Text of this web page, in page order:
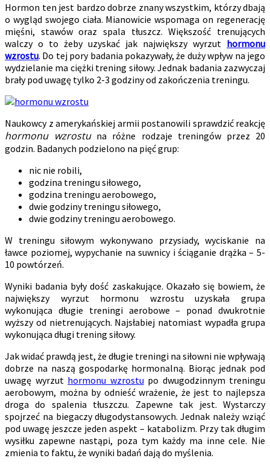
Hormon ten jest bardzo dobrze znany wszystkim, którzy dbają
o wygląd swojego ciała. Mianowicie wspomaga on regenerację
mięśni, stawów oraz spala tłuszcz. Większość trenujących
walczy o to żeby uzyskać jak największy wyrzut hormonu
wzrostu. Do tej pory badania pokazywały, że duży wpływ na jego
wydzielanie ma ciężki trening siłowy. Jednak badania zazwyczaj
brały pod uwagę tylko 2-3 godziny od zakończenia treningu.
Naukowcy z amerykańskiej armii postanowili sprawdzić reakcję
hormonu wzrostuna różne rodzaje treningów przez 20
godzin. Badanych podzielono na pięć grup:
nic nie robili,
godzina treningu siłowego,
godzina treningu aerobowego,
dwie godziny treningu siłowego,
dwie godziny treningu aerobowego.
W treningu siłowym wykonywano przysiady, wyciskanie na
ławce poziomej, wypychanie na suwnicy i ściąganie drążka – 5-
10 powtórzeń.
Wyniki badania były dość zaskakujące. Okazało się bowiem, że
największy wyrzut hormonu wzrostu uzyskała grupa
wykonująca długie treningi aerobowe – ponad dwukrotnie
wyższy od nietrenujących. Najsłabiej natomiast wypadła grupa
wykonująca długi trening siłowy.
Jak widać prawdą jest, że długie treningi na siłowni nie wpływają
dobrze na naszą gospodarkę hormonalną. Biorąc jednak pod
uwagę wyrzut hormonu wzrostu po dwugodzinnym treningu
aerobowym, można by odnieść wrażenie, że jest to najlepsza
droga do spalenia tłuszczu. Zapewne tak jest. Wystarczy
spojrzeć na biegaczy długodystansowych. Jednak należy wziąć
pod uwagę jeszcze jeden aspekt – katabolizm. Przy tak długim
wysiłku zapewne nastąpi, poza tym każdy ma inne cele. Nie
zmienia to faktu, że wyniki badań dają do myślenia.